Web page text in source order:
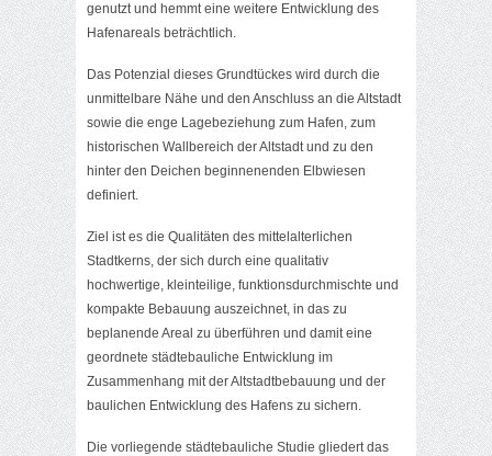
genutzt und hemmt eine weitere Entwicklung des
Hafenareals beträchtlich.
Das Potenzial dieses Grundtückes wird durch die
unmittelbare Nähe und den Anschluss an die Altstadt
sowie die enge Lagebeziehung zum Hafen, zum
historischen Wallbereich der Altstadt und zu den
hinter den Deichen beginnenenden Elbwiesen
definiert.
Ziel ist es die Qualitäten des mittelalterlichen
Stadtkerns, der sich durch eine qualitativ
hochwertige, kleinteilige, funktionsdurchmischte und
kompakte Bebauung auszeichnet, in das zu
beplanende Areal zu überführen und damit eine
geordnete städtebauliche Entwicklung im
Zusammenhang mit der Altstadtbebauung und der
baulichen Entwicklung des Hafens zu sichern.
Die vorliegende städtebauliche Studie gliedert das